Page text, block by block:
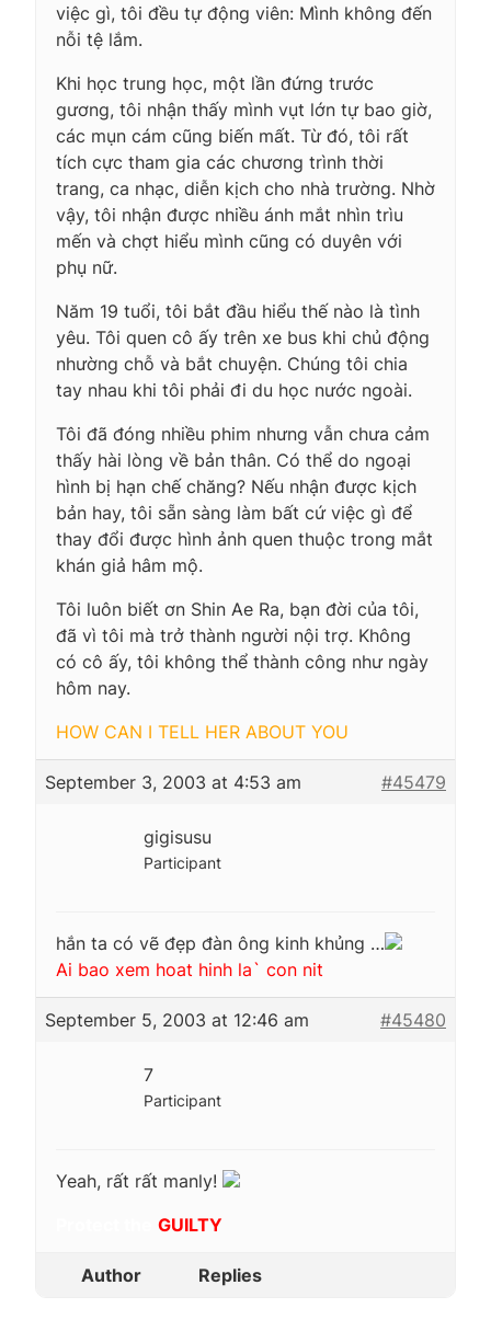
việc gì, tôi đều tự động viên: Mình không đến
nỗi tệ lắm.
Khi học trung học, một lần đứng trước
gương, tôi nhận thấy mình vụt lớn tự bao giờ,
các mụn cám cũng biến mất. Từ đó, tôi rất
tích cực tham gia các chương trình thời
trang, ca nhạc, diễn kịch cho nhà trường. Nhờ
vậy, tôi nhận được nhiều ánh mắt nhìn trìu
mến và chợt hiểu mình cũng có duyên với
phụ nữ.
Năm 19 tuổi, tôi bắt đầu hiểu thế nào là tình
yêu. Tôi quen cô ấy trên xe bus khi chủ động
nhường chỗ và bắt chuyện. Chúng tôi chia
tay nhau khi tôi phải đi du học nước ngoài.
Tôi đã đóng nhiều phim nhưng vẫn chưa cảm
thấy hài lòng về bản thân. Có thể do ngoại
hình bị hạn chế chăng? Nếu nhận được kịch
bản hay, tôi sẵn sàng làm bất cứ việc gì để
thay đổi được hình ảnh quen thuộc trong mắt
khán giả hâm mộ.
Tôi luôn biết ơn Shin Ae Ra, bạn đời của tôi,
đã vì tôi mà trở thành người nội trợ. Không
có cô ấy, tôi không thể thành công như ngày
hôm nay.
HOW CAN I TELL HER ABOUT YOU
September 3, 2003 at 4:53 am #45479
gigisusu
Participant
hắn ta có vẽ đẹp đàn ông kinh khủng …
Ai bao xem hoat hinh la` con nit
September 5, 2003 at 12:46 am #45480
7
Participant
Yeah, rất rất manly!
GUILTY
Author Replies